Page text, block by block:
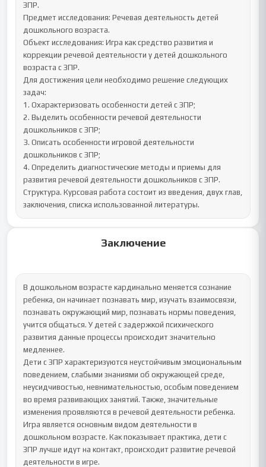
ЗПР.
Предмет исследования: Речевая деятельность детей
дошкольного возраста.
Объект исследования: Игра как средство развития и
коррекции речевой деятельности у детей дошкольного
возраста с ЗПР.
Для достижения цели необходимо решение следующих
задач:
1. Охарактеризовать особенности детей с ЗПР;
2. Выделить особенности речевой деятельности
дошкольников с ЗПР;
3. Описать особенности игровой деятельности
дошкольников с ЗПР;
4. Определить диагностические методы и приемы для
развития речевой деятельности дошкольников с ЗПР.
Структура. Курсовая работа состоит из введения, двух глав,
заключения, списка использованной литературы.
Заключение
В дошкольном возрасте кардинально меняется сознание
ребенка, он начинает познавать мир, изучать взаимосвязи,
познавать окружающий мир, познавать нормы поведения,
учится общаться. У детей с задержкой психического
развития данные процессы происходит значительно
медленнее.
Дети с ЗПР характеризуются неустойчивым эмоциональным
поведением, слабыми знаниями об окружающей среде,
неусидчивостью, невнимательностью, особым поведением
во время развивающих занятий. Также, значительные
изменения проявляются в речевой деятельности ребенка.
Игра является основным видом деятельности в
дошкольном возрасте. Как показывает практика, дети с
ЗПР лучше идут на контакт, происходит развитие речевой
деятельности в игре.